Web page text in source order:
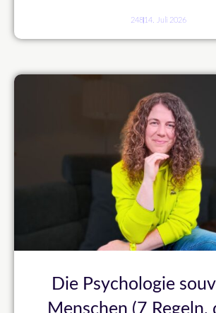
248 14. Juli 2026
Die Psychologie
Menschen (7 Regeln,